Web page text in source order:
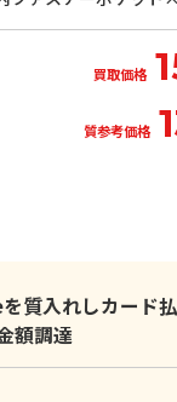
買取価格
質参考価格
質入れしカード
額調達